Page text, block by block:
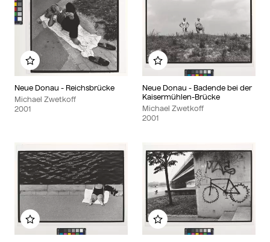
Neue Donau - Reichsbrücke
Michael Zwetkoff
2001
Zu meinem Album hinzufügen
Neue Donau - Badende bei der
Kaisermühlen-Brücke
Michael Zwetkoff
2001
Zu meinem Album
Zu meinem Album hinzufügenZu meinem Album